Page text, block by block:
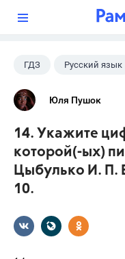
ГДЗ Русский язык
Юля Пушок
14. Укажите
которой(-ых)
Цыбулько И. П.
10.